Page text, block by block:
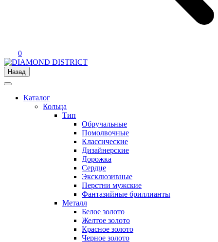
0
Назад
Каталог
Кольца
Тип
Обручальные
Помолвочные
Классические
Дизайнерские
Дорожка
Сердце
Эксклюзивные
Перстни мужские
Фантазийные бриллианты
Металл
Белое золото
Желтое золото
Красное золото
Черное золото